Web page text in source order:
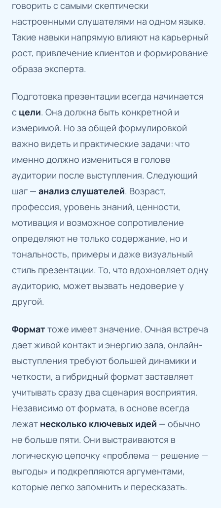
говорить с самыми скептически
настроенными слушателями на одном языке.
Такие навыки напрямую влияют на карьерный
рост, привлечение клиентов и формирование
образа эксперта.
Подготовка презентации всегда начинается
с цели. Она должна быть конкретной и
измеримой. Но за общей формулировкой
важно видеть и практические задачи: что
именно должно измениться в голове
аудитории после выступления. Следующий
шаг — анализ слушателей. Возраст,
профессия, уровень знаний, ценности,
мотивация и возможное сопротивление
определяют не только содержание, но и
тональность, примеры и даже визуальный
стиль презентации. То, что вдохновляет одну
аудиторию, может вызвать недоверие у
другой.
Форматтоже имеет значение. Очная встреча
дает живой контакт и энергию зала, онлайн-
выступления требуют большей динамики и
четкости, а гибридный формат заставляет
учитывать сразу два сценария восприятия.
Независимо от формата, в основе всегда
лежат несколько ключевых идей — обычно
не больше пяти. Они выстраиваются в
логическую цепочку «проблема — решение —
выгоды» и подкрепляются аргументами,
которые легко запомнить и пересказать.